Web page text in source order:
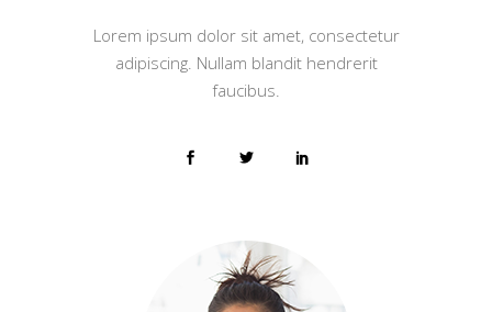
Lorem ipsum dolor sit amet, consectetur
adipiscing. Nullam blandit hendrerit
faucibus.